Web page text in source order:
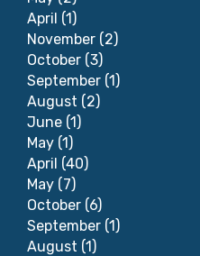
April (1)
November (2)
October (3)
September (1)
August (2)
June (1)
May (1)
April (40)
May (7)
October (6)
September (1)
August (1)